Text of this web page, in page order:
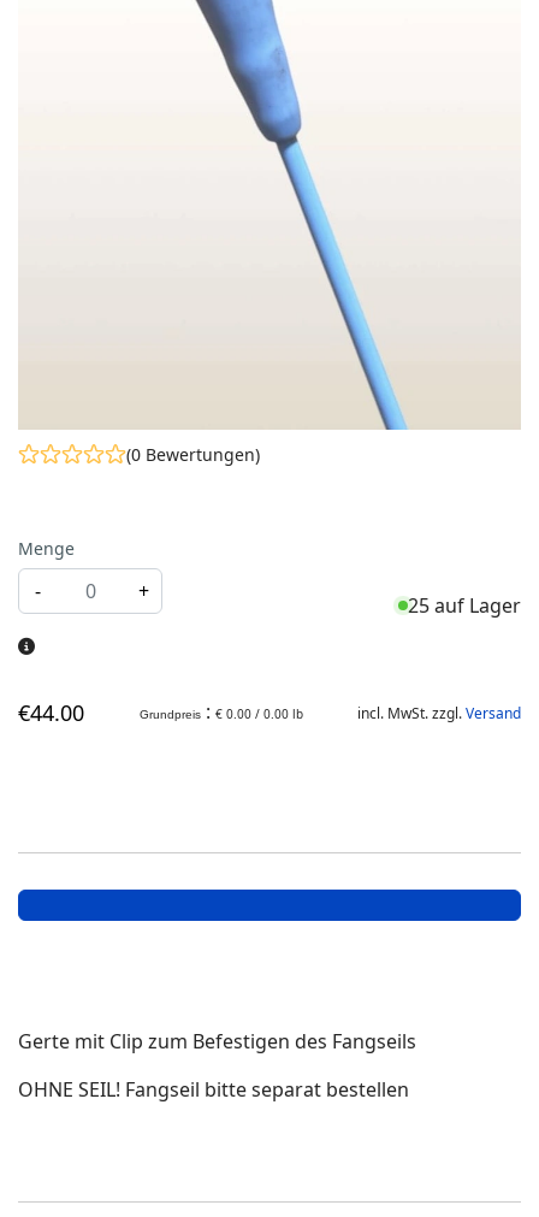
(0 Bewertungen)
Menge
- +
25 auf Lager
€44.00 Grundpreis : € 0.00 / 0.00 lb incl. MwSt. zzgl.Versand
Gerte mit Clip zum Befestigen des Fangseils
OHNE SEIL! Fangseil bitte separat bestellen